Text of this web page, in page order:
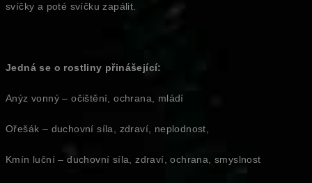
svíčky a poté svíčku zapálit.
Jedná se o rostliny přinášející:
Anýz vonný – očištění, ochrana, mládí
Ořešák – duchovní síla, zdraví, neplodnost,
Kmín luční – duchovní síla, zdraví, ochrana, smyslnost